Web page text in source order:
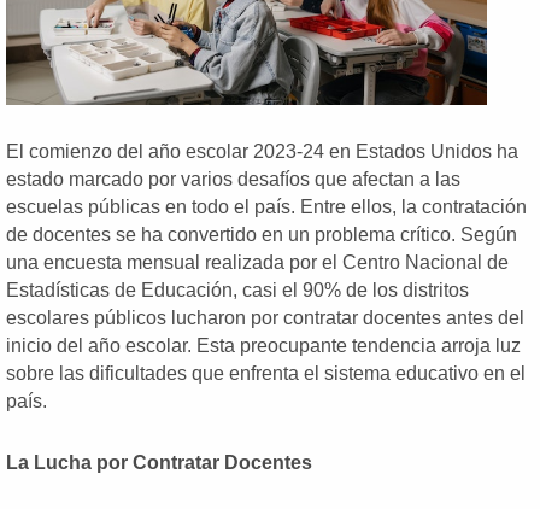
El comienzo del año escolar 2023-24 en Estados Unidos ha
estado marcado por varios desafíos que afectan a las
escuelas públicas en todo el país. Entre ellos, la contratación
de docentes se ha convertido en un problema crítico. Según
una encuesta mensual realizada por el Centro Nacional de
Estadísticas de Educación, casi el 90% de los distritos
escolares públicos lucharon por contratar docentes antes del
inicio del año escolar. Esta preocupante tendencia arroja luz
sobre las dificultades que enfrenta el sistema educativo en el
país.
La Lucha por Contratar Docentes